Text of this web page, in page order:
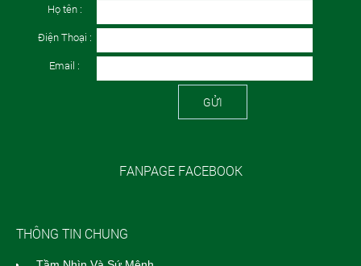
Họ tên :
Điện Thoại :
Email :
GỬI
FANPAGE FACEBOOK
THÔNG TIN CHUNG